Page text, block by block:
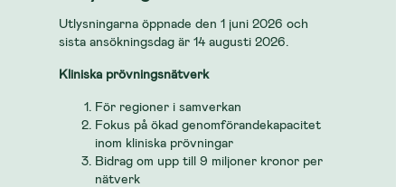
Utlysningarna öppnade den 1 juni 2026 och
sista ansökningsdag är 14 augusti 2026.
Kliniska prövningsnätverk
För regioner i samverkan
Fokus på ökad genomförandekapacitet
inom kliniska prövningar
Bidrag om upp till 9 miljoner kronor per
nätverk